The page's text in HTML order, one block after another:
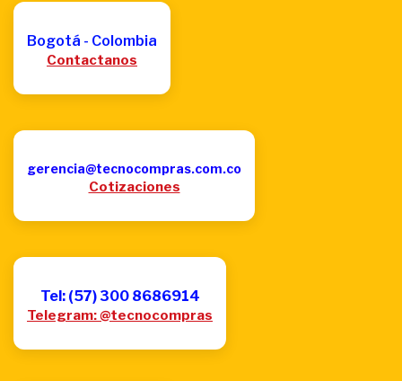
Bogotá - Colombia
Contactanos
gerencia@tecnocompras.com.co
Cotizaciones
Tel: (57) 300 8686914
Telegram: @tecnocompras